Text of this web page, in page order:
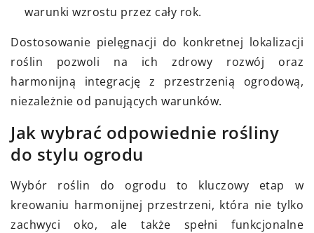
warunki wzrostu przez cały rok.
Dostosowanie pielęgnacji do konkretnej lokalizacji
roślin pozwoli na ich zdrowy rozwój oraz
harmonijną integrację z przestrzenią ogrodową,
niezależnie od panujących warunków.
Jak wybrać odpowiednie rośliny
do stylu ogrodu
Wybór roślin do ogrodu to kluczowy etap w
kreowaniu harmonijnej przestrzeni, która nie tylko
zachwyci oko, ale także spełni funkcjonalne